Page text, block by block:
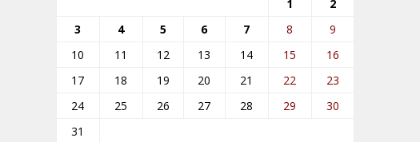
1
2
3
4 5 6 7 8
9
10
11 12 13 14 15
16
17
18 19 20 21 22
23
24
25 26 27 28 29
30
31